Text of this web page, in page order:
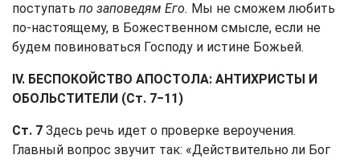
поступать по заповедям Его. Мы не сможем любить
по-настоящему, в Божественном смысле, если не
будем повиноваться Господу и истине Божьей.
IV. БЕСПОКОЙСТВО АПОСТОЛА: АНТИХРИСТЫ И
ОБОЛЬСТИТЕЛИ (Ст. 7−11)
Ст. 7 Здесь речь идет о проверке вероучения.
Главный вопрос звучит так: «Действительно ли Бог